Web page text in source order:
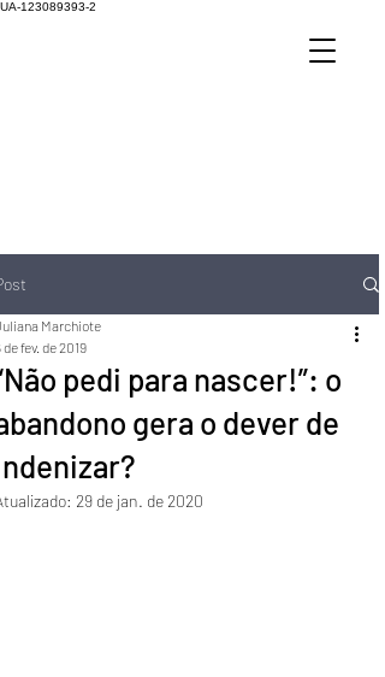
UA-123089393-2
pedi para nascer!”: o
gera o dever de
Marchiote
de fev. de 2019
29 de jan. de 2020